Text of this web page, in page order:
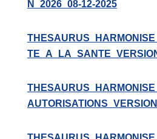
N_2026_08-12-2025